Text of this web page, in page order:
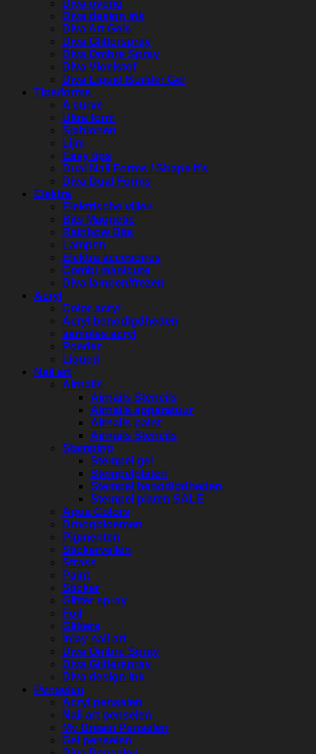
Diva overig
Diva design ink
Diva Art Gels
Diva Glitterspray
Diva Ombre Spray
Diva Vloeistof
Diva Liquid Builder Gel
Tips/forms
A curve
Ultra form
Sjablonen
Lijm
Easy tips
Dual Nail Forms / Shape It’s
Diva Dual Forms
Elektra
Elektrische vijlen
Bits Magnetic
Rainbow Bits
Lampen
Elektra accesoires
Combi manicure
Diva lampen/frezen
Acryl
Color acryl
Acryl benodigdheden
samples acryl
Poeder
Liqued
Nail art
Airnails
Airnails Stencils
Airnails apparatuur
Airnails paint
Airnails Stencils
Stamping
Stempel gel
Stempelplaten
Stempel benodigdheden
Stempel platen SALE
Aqua Colors
Droogbloemen
Pigmenten
Stickervellen
Strass
Paint
Sticker
Glitter spray
Foil
Glitters
Inlay nail art
Diva Ombre Spray
Diva Glitterspray
Diva design ink
Penselen
Acryl penselen
Nail art penselen
My Dream Penselen
Gel penselen